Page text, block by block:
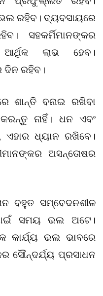
ରହିବ। ବ୍ୟବସାୟରେ
ସହକର୍ମିମାନଙ୍କର
ଲାଭ ହେବ।
ଦିନ ରହିବ।
ଶାନ୍ତି ବନାଇ ରଖିବା
ନାହିଁ। ଧନ ଏବଂ
ଏହାର ଧ୍ୟାନ ରଖିବେ।
ଅସନ୍ତୋଷର
ସମ୍ବେଦନଶୀଳ
ସମୟ ଭଲ ଅଟେ।
ଭଲ ଭାବରେ
ସୌନ୍ଦର୍ଯ୍ୟ ପ୍ରସାଧନ